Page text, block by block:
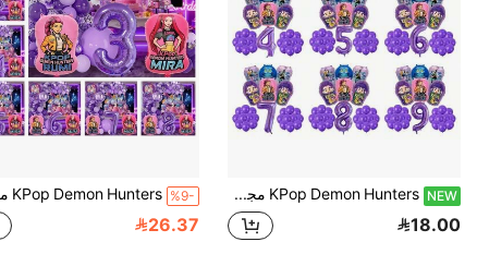
NEW KPop Demon Hunters مجموعة واحدة من بالونات أرقام ديكور حفلة عيد ميلاد الأطفال بتصميم كرتوني K-Pop بنفسجي فتاة رائعة، مناسبة لديكور حفلة استقبال المولود، هدية عيد ميلاد مثالية وبالونات ألعاب
18.00
%9-
26.37